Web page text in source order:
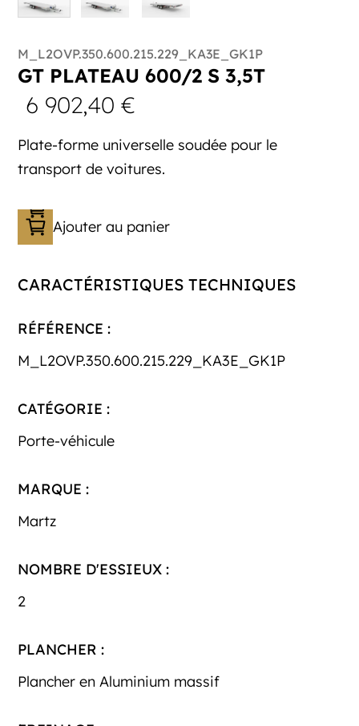
M_L2OVP.350.600.215.229_KA3E_GK1P
GT PLATEAU 600/2 S 3,5T
6 902,40€
Plate-forme universelle soudée pour le
transport de voitures.
Ajouter au panier
CARACTÉRISTIQUES TECHNIQUES
RÉFÉRENCE :
M_L2OVP.350.600.215.229_KA3E_GK1P
CATÉGORIE :
Porte-véhicule
MARQUE :
Martz
NOMBRE D'ESSIEUX :
2
PLANCHER :
Plancher en Aluminium massif